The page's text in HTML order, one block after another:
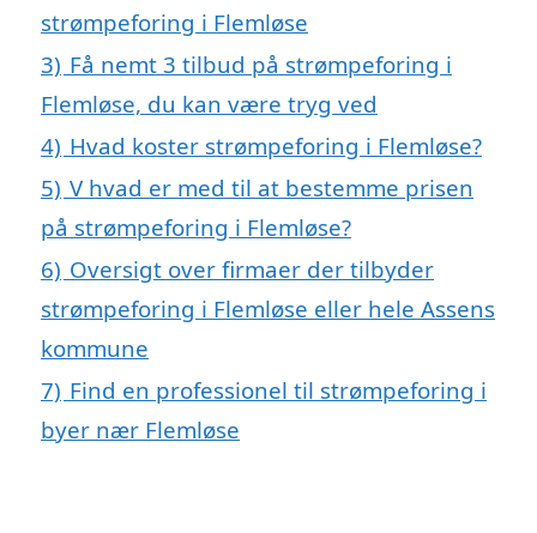
strømpeforing i Flemløse
3) Få nemt 3 tilbud på strømpeforing i
Flemløse, du kan være tryg ved
4) Hvad koster strømpeforing i Flemløse?
5) V hvad er med til at bestemme prisen
på strømpeforing i Flemløse?
6) Oversigt over firmaer der tilbyder
strømpeforing i Flemløse eller hele Assens
kommune
7) Find en professionel til strømpeforing i
byer nær Flemløse